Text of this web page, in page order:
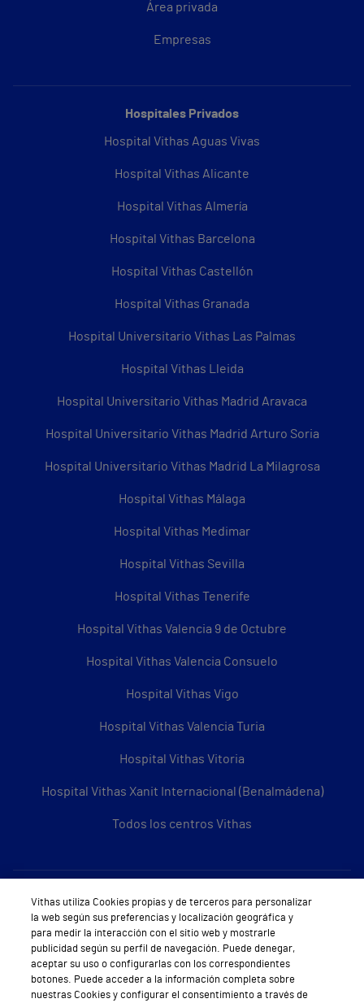
Área privada
Empresas
Hospitales Privados
Hospital Vithas Aguas Vivas
Hospital Vithas Alicante
Hospital Vithas Almería
Hospital Vithas Barcelona
Hospital Vithas Castellón
Hospital Vithas Granada
Hospital Universitario Vithas Las Palmas
Hospital Vithas Lleida
Hospital Universitario Vithas Madrid Aravaca
Hospital Universitario Vithas Madrid Arturo Soria
Hospital Universitario Vithas Madrid La Milagrosa
Hospital Vithas Málaga
Hospital Vithas Medimar
Hospital Vithas Sevilla
Hospital Vithas Tenerife
Hospital Vithas Valencia 9 de Octubre
Hospital Vithas Valencia Consuelo
Hospital Vithas Vigo
Hospital Vithas Valencia Turia
Hospital Vithas Vitoria
Hospital Vithas Xanit Internacional (Benalmádena)
Todos los centros Vithas
Sobre Vithas
Quiénes somos
Trabajar en Vithas
Teléfono Cita Médica
Vithas utiliza Cookies propias y de terceros para personalizar
la web según sus preferencias y localización geográfica y
para medir la interacción con el sitio web y mostrarle
publicidad según su perfil de navegación. Puede denegar,
aceptar su uso o configurarlas con los correspondientes
botones. Puede acceder a la información completa sobre
nuestras Cookies y configurar el consentimiento a través de